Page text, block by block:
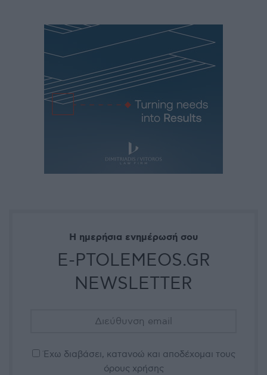
Η ημερήσια ενημέρωσή σου
E-PTOLEMEOS.GR
NEWSLETTER
Έχω διαβάσει, κατανοώ και αποδέχομαι τους
όρους χρήσης